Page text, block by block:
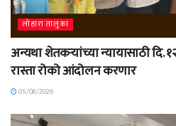
लोहारा तालुका
अन्यथा शेतकऱ्यांच्या न्यायासाठी दि.
रास्ता रोको आंदोलन करणार
05/08/2026